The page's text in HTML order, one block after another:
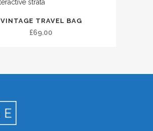
VINTAGE TRAVEL BAG
£69.00